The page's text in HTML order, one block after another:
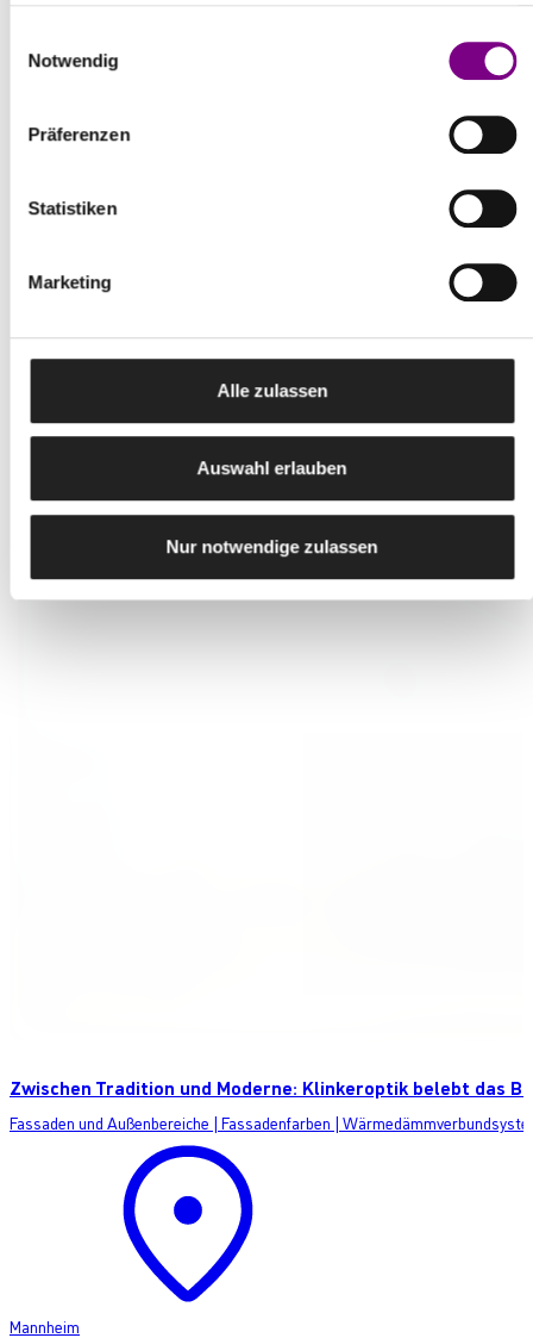
Notwendig
Präferenzen
Statistiken
Marketing
Alle zulassen
Auswahl erlauben
Nur notwendige zulassen
WEITERE PRODUKTE & ZUBEHÖR
UNSERE
Zwischen Tradition und Moderne: Klinkeroptik belebt das
Fassaden und Außenbereiche | Fassadenfarben |
Mannheim